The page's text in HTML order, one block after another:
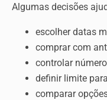
Algumas decisões
escolher datas
comprar com
controlar
definir limite
comparar